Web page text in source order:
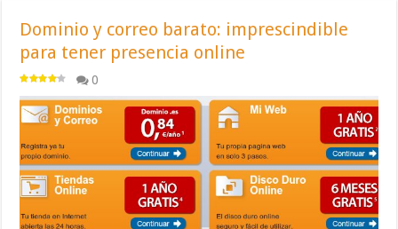
Dominio y correo barato: imprescindible
para tener presencia online
0